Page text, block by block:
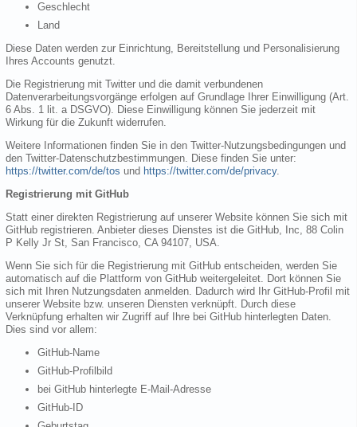
Geschlecht
Land
Diese Daten werden zur Einrichtung, Bereitstellung und Personalisierung
Ihres Accounts genutzt.
Die Registrierung mit Twitter und die damit verbundenen
Datenverarbeitungsvorgänge erfolgen auf Grundlage Ihrer Einwilligung (Art.
6 Abs. 1 lit. a DSGVO). Diese Einwilligung können Sie jederzeit mit
Wirkung für die Zukunft widerrufen.
Weitere Informationen finden Sie in den Twitter-Nutzungsbedingungen und
den Twitter-Datenschutzbestimmungen. Diese finden Sie unter:
https://twitter.com/de/tos und https://twitter.com/de/privacy.
Registrierung mit GitHub
Statt einer direkten Registrierung auf unserer Website können Sie sich mit
GitHub registrieren. Anbieter dieses Dienstes ist die GitHub, Inc, 88 Colin
P Kelly Jr St, San Francisco, CA 94107, USA.
Wenn Sie sich für die Registrierung mit GitHub entscheiden, werden Sie
automatisch auf die Plattform von GitHub weitergeleitet. Dort können Sie
sich mit Ihren Nutzungsdaten anmelden. Dadurch wird Ihr GitHub-Profil mit
unserer Website bzw. unseren Diensten verknüpft. Durch diese
Verknüpfung erhalten wir Zugriff auf Ihre bei GitHub hinterlegten Daten.
Dies sind vor allem:
GitHub-Name
GitHub-Profilbild
bei GitHub hinterlegte E-Mail-Adresse
GitHub-ID